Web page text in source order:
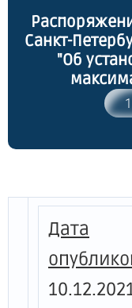
Санкт-
"Об
территории
Дата